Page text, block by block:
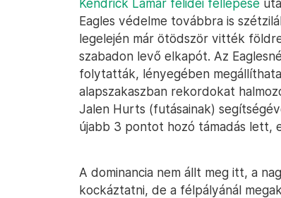
Kendrick Lamar félidei fellépése
Eagles védelme továbbra is
legelején már ötödször vitték
szabadon levő elkapót. Az
folytatták, lényegében
alapszakaszban rekordokat
Jalen Hurts (futásainak)
újabb 3 pontot hozó támadás lett,
A dominancia nem állt meg itt, a
kockáztatni, de a félpályánál